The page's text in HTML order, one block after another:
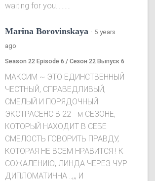
waiting for you..........
Marina Borovinskaya · 5 years
ago
Season 22 Episode 6 / Сезон 22 Выпуск 6
МАКСИМ ~ ЭТО ЕДИНСТВЕННЫЙ
ЧЕСТНЫЙ, СПРАВЕДЛИВЫЙ,
СМЕЛЫЙ И ПОРЯДОЧНЫЙ
ЭКСТРАСЕНС В 22 - м СЕЗОНЕ,
КОТОРЫЙ НАХОДИТ В СЕБЕ
СМЕЛОСТЬ ГОВОРИТЬ ПРАВДУ,
КОТОРАЯ НЕ ВСЕМ НРАВИТСЯ ! К
СОЖАЛЕНИЮ, ЛИНДА ЧЕРЕЗ ЧУР
ДИПЛОМАТИЧНА ..,,, И